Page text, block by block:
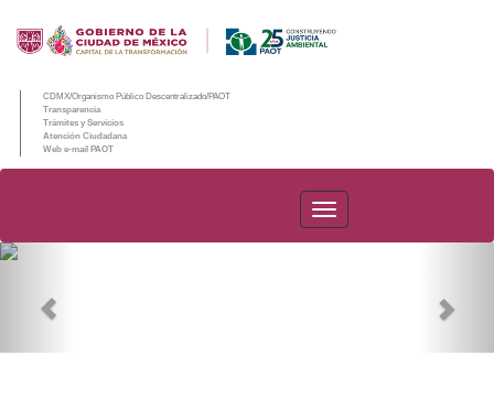
CDMX/Organismo Público Descentralizado/PAOT
Transparencia
Trámites y Servicios
Atención Ciudadana
Web e-mail PAOT
PAOT